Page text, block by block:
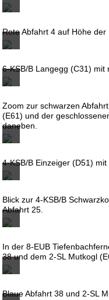
Rote Abfahrt 4 auf Höhe
6-KSB/B Langegg (C31) mit
Zoom zur schwarzen
(E61) und der
daneben.
4-KSB/B Einzeiger (D51)
Blick zur 4-KSB/B
Abfahrt 25.
In der 8-EUB
38 und dem 2-SL Mutkogl
Blaue Abfahrt 38 und 2-SL